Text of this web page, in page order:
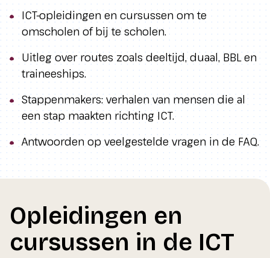
ICT-opleidingen en cursussen om te
omscholen of bij te scholen.
Uitleg over routes zoals deeltijd, duaal, BBL en
traineeships.
Stappenmakers: verhalen van mensen die al
een stap maakten richting ICT.
Antwoorden op veelgestelde vragen in de FAQ.
Opleidingen en
cursussen in de ICT